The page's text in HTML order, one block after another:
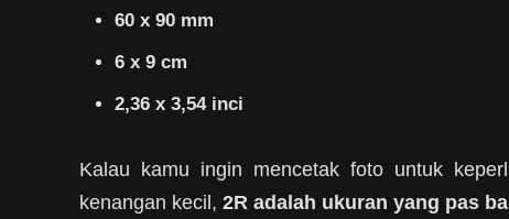
60 x 90 mm
6 x 9 cm
2,36 x 3,54 inci
Kalau kamu ingin mencetak foto untuk
kenangan kecil, 2R adalah ukuran yang pas